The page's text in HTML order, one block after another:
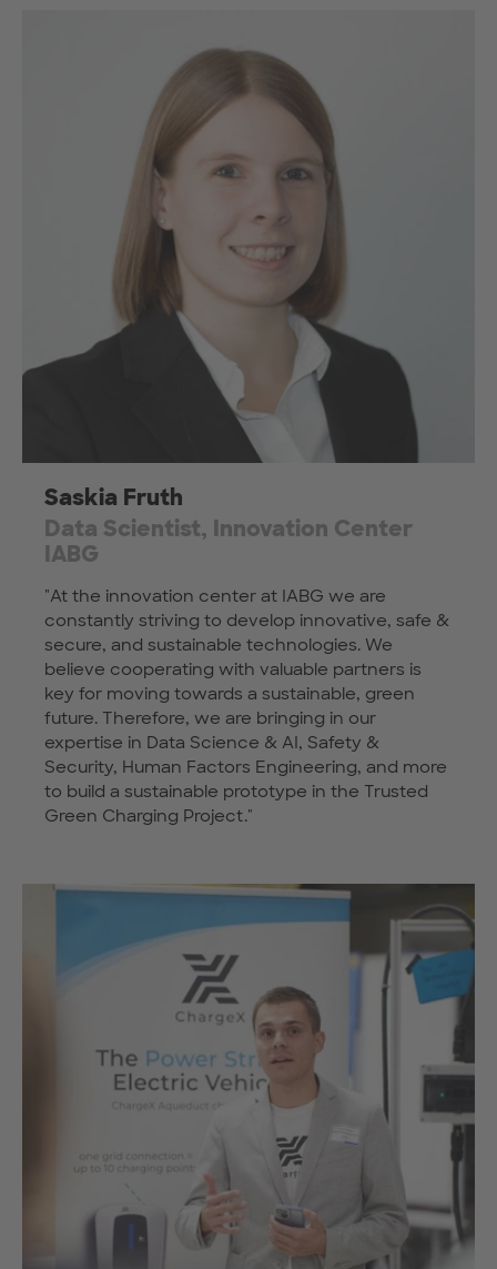
Saskia Fruth
Data Scientist, Innovation Center
IABG
"At the innovation center at IABG we are
constantly striving to develop innovative, safe &
secure, and sustainable technologies. We
believe cooperating with valuable partners is
key for moving towards a sustainable, green
future. Therefore, we are bringing in our
expertise in Data Science & AI, Safety &
Security, Human Factors Engineering, and more
to build a sustainable prototype in the Trusted
Green Charging Project."